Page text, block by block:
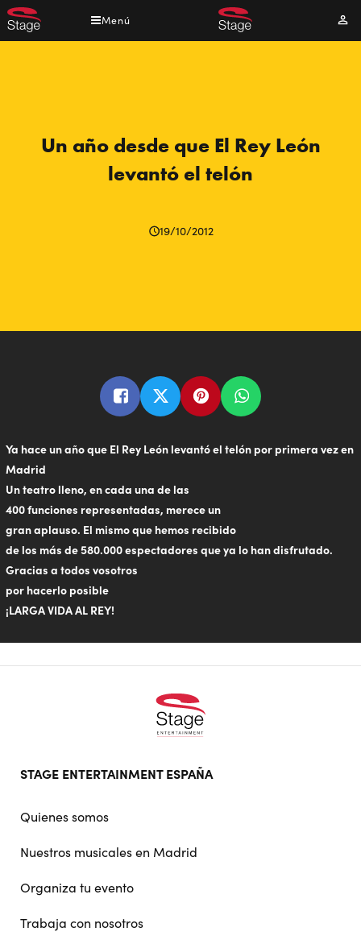
Pasar
al
Menú
Mi
Un año desde que El Rey León
levantó el telón
19/10/2012
Ya hace un año que El Rey León levantó el telón por primera vez en
Madrid
Un teatro lleno, en cada una de las
400 funciones representadas, merece un
gran aplauso. El mismo que hemos recibido
de los más de 580.000 espectadores que ya lo han disfrutado.
Gracias a todos vosotros
por hacerlo posible
¡LARGA VIDA AL REY!
doormat
STAGE ENTERTAINMENT ESPAÑA
Quienes somos
Nuestros musicales en Madrid
Organiza tu evento
Trabaja con nosotros